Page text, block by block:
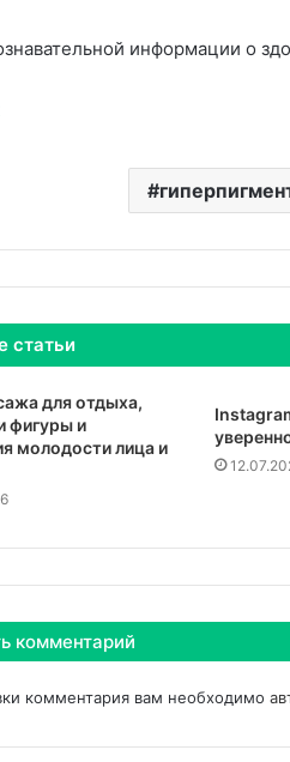
информации о
статьи
для отдыха,
фигуры и
молодости лица и
комментарий
комментария вам необходимо